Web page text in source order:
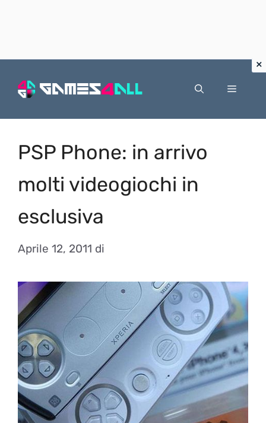
Menu
PSP Phone: in arrivo
molti videogiochi in
esclusiva
Aprile 12, 2011 di